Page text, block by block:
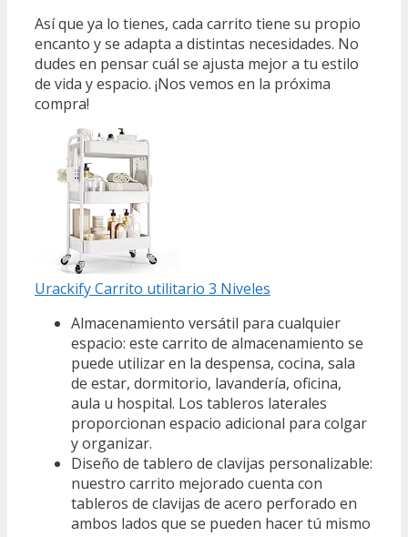
Así que ya lo tienes, cada carrito tiene su propio
encanto y se adapta a distintas necesidades. No
dudes en pensar cuál se ajusta mejor a tu estilo
de vida y espacio. ¡Nos vemos en la próxima
compra!
Urackify Carrito utilitario 3 Niveles
Almacenamiento versátil para cualquier
espacio: este carrito de almacenamiento se
puede utilizar en la despensa, cocina, sala
de estar, dormitorio, lavandería, oficina,
aula u hospital. Los tableros laterales
proporcionan espacio adicional para colgar
y organizar.
Diseño de tablero de clavijas personalizable:
nuestro carrito mejorado cuenta con
tableros de clavijas de acero perforado en
ambos lados que se pueden hacer tú mismo